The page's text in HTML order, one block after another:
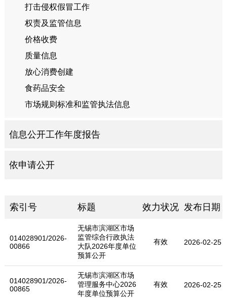
打击侵权假冒工作
权责及监管信息
价格收费
质量信息
放心消费创建
食药品安全
市场规则标准和监管执法信息
信息公开工作年度报告
依申请公开
索引号 标题 效力状况 发布日期
014028901/2026-
00866
无锡市滨湖区市场
监管综合行政执法
大队2026年度单位
预算公开
有效 2026-02-25
014028901/2026-
00865
无锡市滨湖区市场
管理服务中心2026
年度单位预算公开
有效 2026-02-25